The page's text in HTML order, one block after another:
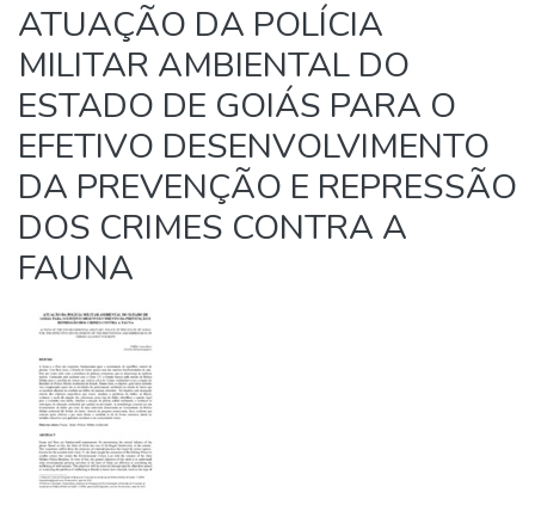
ATUAÇÃO DA POLÍCIA
MILITAR AMBIENTAL DO
ESTADO DE GOIÁS PARA O
EFETIVO DESENVOLVIMENTO
DA PREVENÇÃO E REPRESSÃO
DOS CRIMES CONTRA A
FAUNA